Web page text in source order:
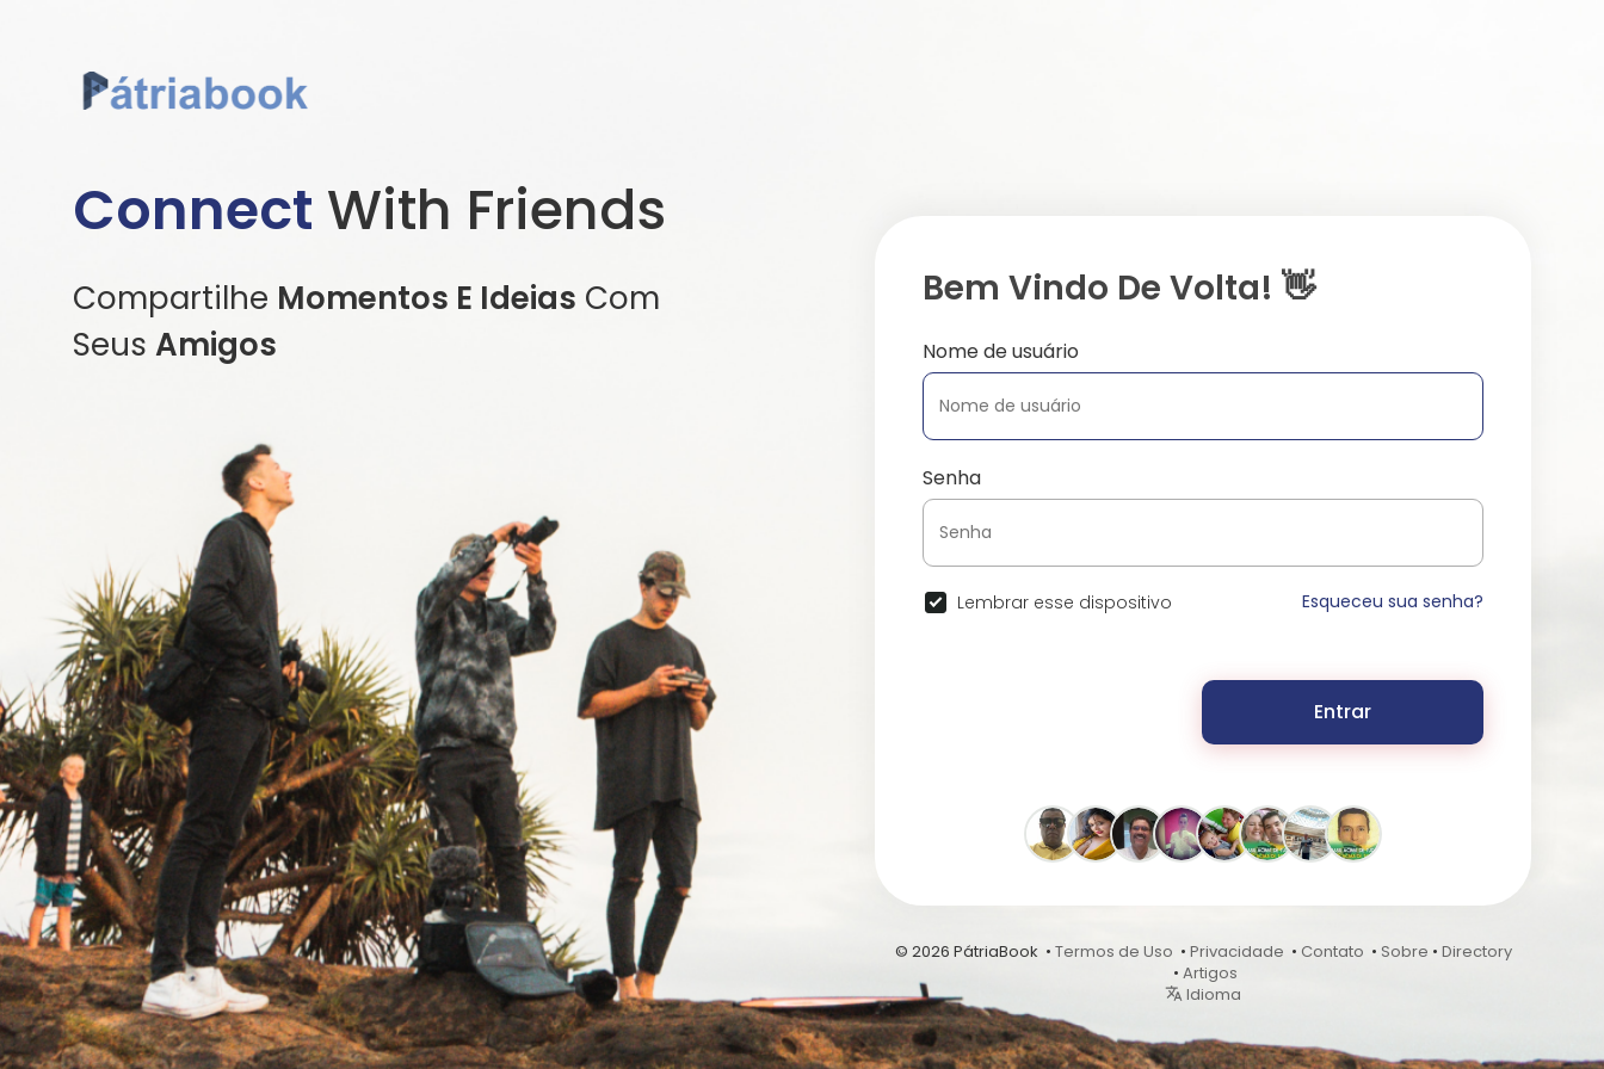
Connect With Friends
Compartilhe Momentos E Ideias Com
Seus Amigos
Bem Vindo De Volta! 👋
Nome de usuário
Senha
Lembrar esse dispositivo Esqueceu sua senha?
Entrar
© 2026 PátriaBook • Termos de Uso • Privacidade • Contato • Sobre • Directory
• Artigos
Idioma